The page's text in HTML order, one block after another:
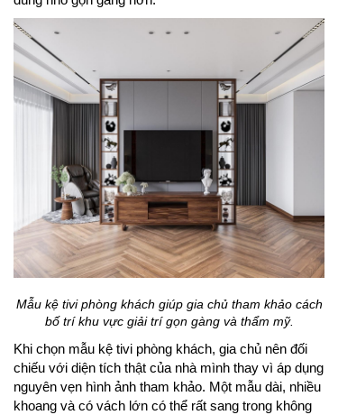
Mẫu kệ tivi phòng khách giúp gia chủ tham khảo cách
bố trí khu vực giải trí gọn gàng và thẩm mỹ.
Khi chọn mẫu kệ tivi phòng khách, gia chủ nên đối
chiếu với diện tích thật của nhà mình thay vì áp dụng
nguyên vẹn hình ảnh tham khảo. Một mẫu dài, nhiều
khoang và có vách lớn có thể rất sang trong không